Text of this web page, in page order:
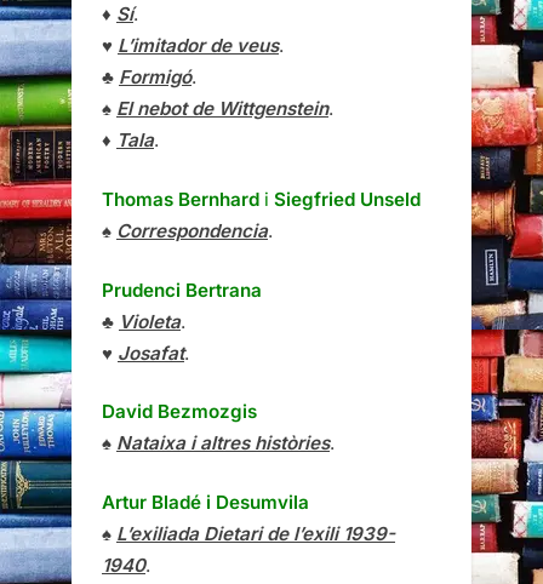
♦ Sí.
♥ L’imitador de veus.
♣ Formigó.
♠ El nebot de Wittgenstein.
♦ Tala.
Thomas Bernhard i Siegfried Unseld
♠ Correspondencia.
Prudenci Bertrana
♣ Violeta.
♥ Josafat.
David Bezmozgis
♠ Nataixa i altres històries.
Artur Bladé i Desumvila
♠ L’exiliada Dietari de l’exili 1939-
1940.